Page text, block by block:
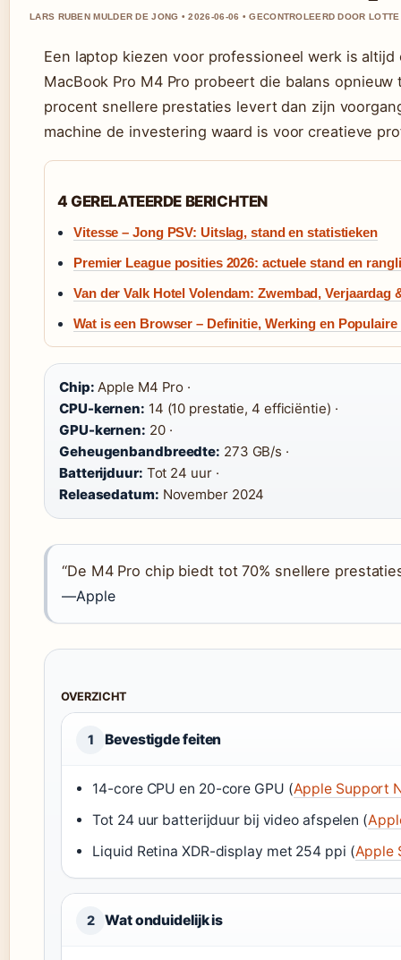
LARS RUBEN MULDER DE JONG • 2026-06-06 • GECONTROLEERD DOOR
Een laptop kiezen voor professioneel werk is
MacBook Pro M4 Pro probeert die balans
procent snellere prestaties levert dan zijn
machine de investering waard is voor creatieve
4 GERELATEERDE BERICHTEN
Vitesse – Jong PSV: Uitslag, stand en statistieken
Premier League posities 2026: actuele stand en
Van der Valk Hotel Volendam: Zwembad, Verjaardag
Wat is een Browser – Definitie, Werking en Populaire
Chip: Apple M4 Pro ·
CPU-kernen: 14 (10 prestatie, 4 efficiëntie) ·
GPU-kernen: 20 ·
Geheugenbandbreedte: 273 GB/s ·
Batterijduur: Tot 24 uur ·
Releasedatum: November 2024
“De M4 Pro chip biedt tot 70% snellere
—Apple
OVERZICHT
1 Bevestigde feiten
14-core CPU en 20-core GPU (Apple Support
Tot 24 uur batterijduur bij video afspelen (
Liquid Retina XDR-display met 254 ppi (Apple
2 Wat onduidelijk is